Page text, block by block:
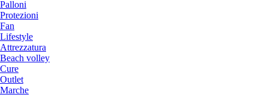
Palloni
Protezioni
Fan
Lifestyle
Attrezzatura
Beach volley
Cure
Outlet
Marche